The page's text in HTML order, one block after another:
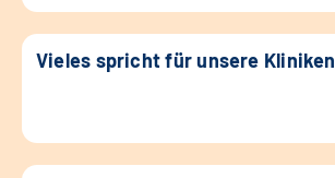
Vieles spricht für unsere Kliniken